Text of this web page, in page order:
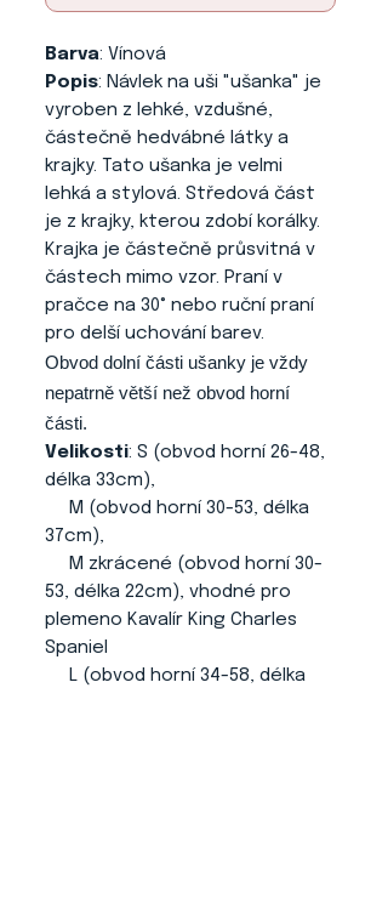
Barva: Vínová
Popis: Návlek na uši "ušanka" je
vyroben z lehké, vzdušné,
částečně hedvábné látky a
krajky. Tato ušanka je velmi
lehká a stylová. Středová část
je z krajky, kterou zdobí korálky.
Krajka je částečně průsvitná v
částech mimo vzor. Praní v
pračce na 30° nebo ruční praní
pro delší uchování barev.
Obvod dolní části ušanky je vždy
nepatrně větší než obvod horní
části.
Velikosti: S (obvod horní 26-48,
délka 33cm),
M (obvod horní 30-53, délka
37cm),
M zkrácené (obvod horní 30-
53, délka 22cm), vhodné pro
plemeno Kavalír King Charles
Spaniel
L (obvod horní 34-58, délka